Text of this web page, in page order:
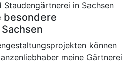
besondere
können
meine Gärtnerei